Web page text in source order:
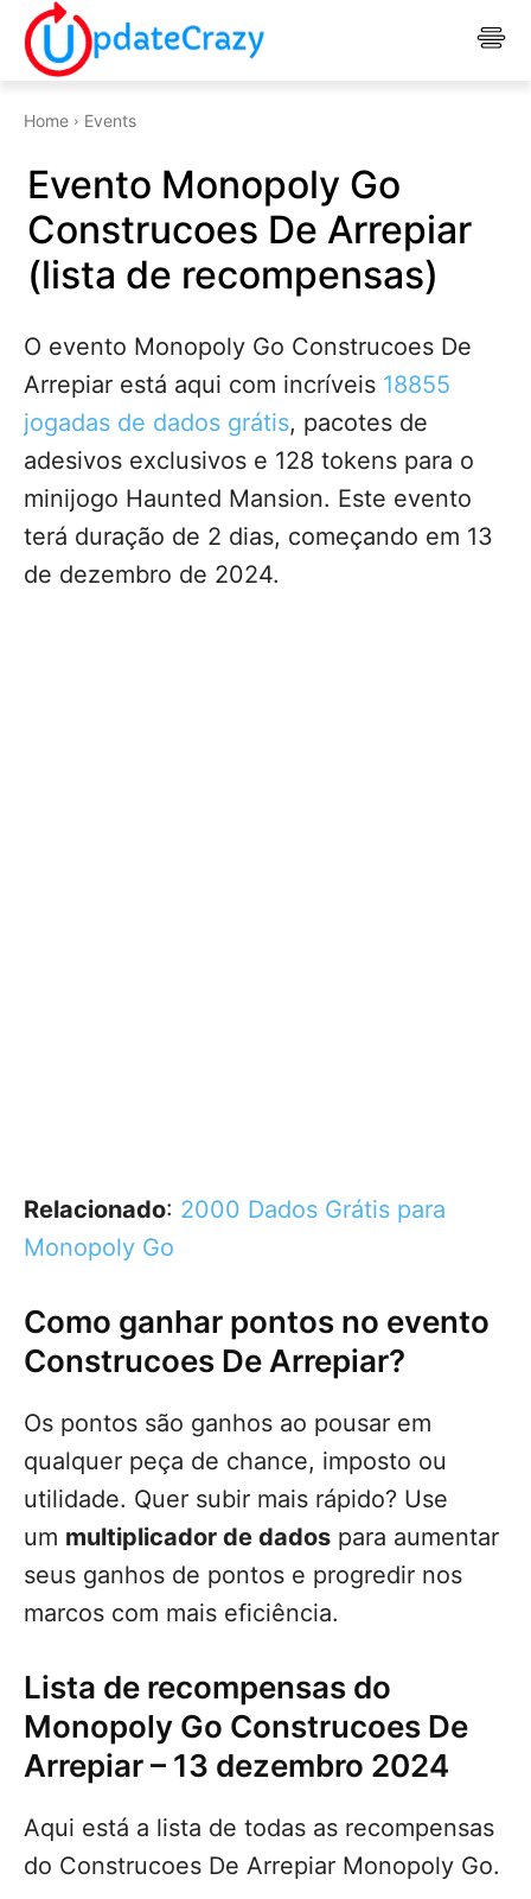
Home Events
Evento Monopoly Go
Construcoes De Arrepiar
(lista de recompensas)
O evento Monopoly Go Construcoes De
Arrepiar está aqui com incríveis 18855
jogadas de dados grátis, pacotes de
adesivos exclusivos e 128 tokens para o
minijogo Haunted Mansion. Este evento
terá duração de 2 dias, começando em 13
de dezembro de 2024.
Relacionado: 2000 Dados Grátis para
Monopoly Go
Como ganhar pontos no evento
Construcoes De Arrepiar?
Os pontos são ganhos ao pousar em
qualquer peça de chance, imposto ou
utilidade. Quer subir mais rápido? Use
um multiplicador de dados para aumentar
seus ganhos de pontos e progredir nos
marcos com mais eficiência.
Lista de recompensas do
Monopoly Go Construcoes De
Arrepiar – 13 dezembro 2024
Aqui está a lista de todas as recompensas
do Construcoes De Arrepiar Monopoly Go.